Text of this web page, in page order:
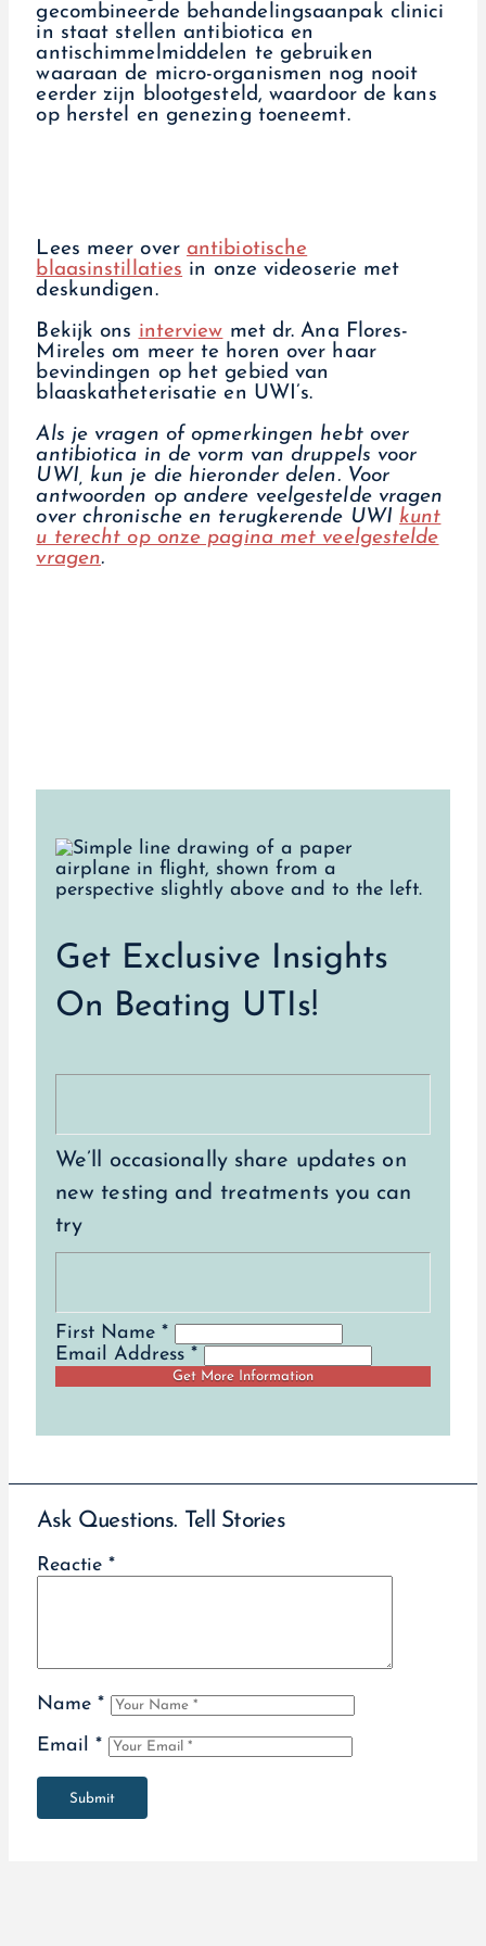
gecombineerde behandelingsaanpak clinici
in staat stellen antibiotica en
antischimmelmiddelen te gebruiken
waaraan de micro-organismen nog nooit
eerder zijn blootgesteld, waardoor de kans
op herstel en genezing toeneemt.
Lees meer over antibiotische
blaasinstillaties in onze videoserie met
deskundigen.
Bekijk ons interview met dr. Ana Flores-
Mireles om meer te horen over haar
bevindingen op het gebied van
blaaskatheterisatie en UWI’s.
Als je vragen of opmerkingen hebt over
antibiotica in de vorm van druppels voor
UWI, kun je die hieronder delen. Voor
antwoorden op andere veelgestelde vragen
over chronische en terugkerende UWI kunt
u terecht op onze pagina met veelgestelde
vragen.
Get Exclusive Insights
On Beating UTIs!
We’ll occasionally share updates on
new testing and treatments you can
try
First Name *
Email Address *
Ask Questions. Tell Stories
Reactie *
Name *
Email *
Submit